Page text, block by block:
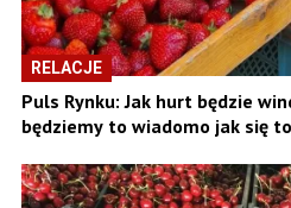
RELACJE
Puls Rynku: Jak hurt będzie
będziemy to wiadomo jak się